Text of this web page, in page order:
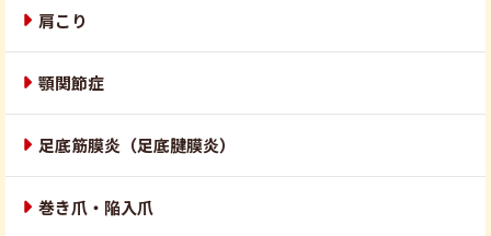
肩こり
顎関節症
足底筋膜炎（足底腱膜炎）
巻き爪・陥入爪